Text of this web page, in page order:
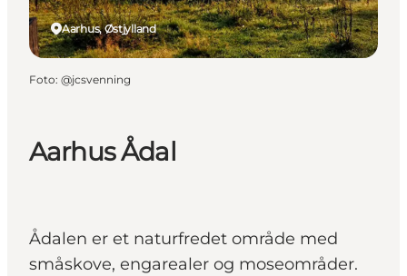
Aarhus Ådal
Ådalen er et naturfredet område med
småskove, engarealer og moseområder.
Aarhus, Østjylland
Foto: @jcsvenning